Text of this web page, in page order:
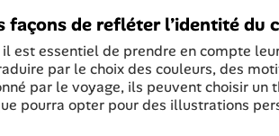
façons de refléter l’identité du
est essentiel de prendre en compte
par le choix des couleurs, des
par le voyage, ils peuvent choisir un
pourra opter pour des illustrations